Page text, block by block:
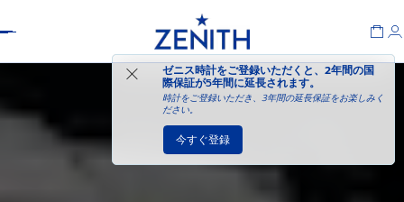
ゼニス時計をご登録いただくと、2年間の国
際保証が5年間に延長されます。
時計をご登録いただき、3年間の延長保証をお楽しみく
ださい。
今すぐ登録